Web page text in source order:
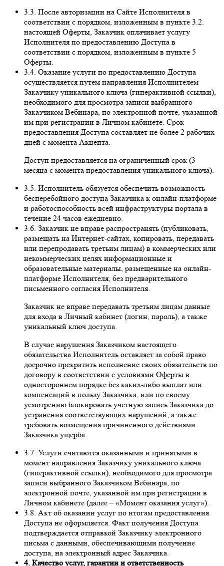
3.3. После авторизации на Сайте Исполнителя в
соответствии с порядком, изложенным в пункте 3.2.
настоящей Оферты, Заказчик оплачивает услугу
Исполнителя по предоставлению Доступа в
соответствии с порядком, изложенным в пункте 5
Оферты.
3.4. Оказание услуги по предоставлению Доступа
осуществляется путем направления Исполнителем
Заказчику уникального ключа (гиперактивной ссылки),
необходимого для просмотра записи выбранного
Заказчиком Вебинара, по электронной почте, указанной
им при регистрации в Личном кабинете. Срок
предоставления Доступа составляет не более 2 рабочих
дней с момента Акцепта.
Доступ предоставляется на ограниченный срок (3
месяца с момента предоставления уникального ключа).
3.5. Исполнитель обязуется обеспечить возможность
бесперебойного доступа Заказчика к онлайн-платформе
и работоспособность всей инфраструктуры портала в
течение 24 часов ежедневно.
3.6. Заказчик не вправе распространять (публиковать,
размещать на Интернет-сайтах, копировать, передавать
или перепродавать третьим лицам) в коммерческих или
некоммерческих целях информационные и
образовательные материалы, размещенные на онлайн-
платформе Исполнителя, без предварительного
письменного согласия Исполнителя.
Заказчик не вправе передавать третьим лицам данные
для входа в Личный кабинет (логин, пароль), а также
уникальный ключ доступа.
В случае нарушения Заказчиком настоящего
обязательства Исполнитель оставляет за собой право
досрочно прекратить исполнение своих обязательств по
договору в соответствии с условиями Оферты в
одностороннем порядке без каких-либо выплат или
компенсаций в пользу Заказчика, или по своему
усмотрению блокировать учетную запись Заказчика до
устранения соответствующих нарушений, а также
требовать возмещения причиненного действиями
Заказчика ущерба.
3.7. Услуги считаются оказанными и принятыми в
момент направления Заказчику уникального ключа
(гиперактивной ссылки), необходимого для просмотра
записи выбранного Заказчиком Вебинара, по
электронной почте, указанной им при регистрации в
Личном кабинете (далее – «Момент оказания услуг»).
3.8. Акт об оказании услуг по итогам предоставления
Доступа не оформляется. Факт получения Доступа
подтверждается отправкой Заказчику электронного
письма с данными, обеспечивающими получение
доступа, на электронный адрес Заказчика.
4. Качество услуг, гарантии и ответственность